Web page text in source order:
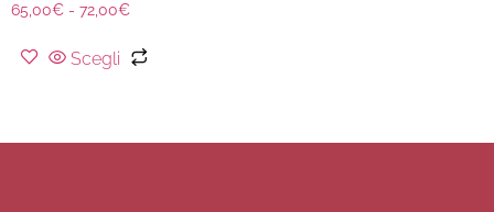
65,00€ - 72,00€
Scegli